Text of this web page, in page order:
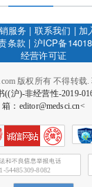
服务 | 联系我们 | 加
条款 | 沪ICP备
经营许可证
版权所有 不得转载.
沪)-非经营性-2019-
箱：editor@medsci.cn<
54485309-8082